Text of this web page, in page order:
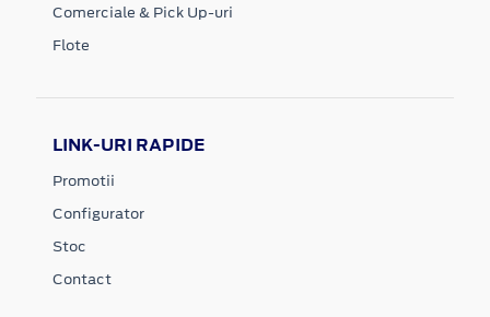
Comerciale & Pick Up-uri
Flote
LINK-URI RAPIDE
Promotii
Configurator
Stoc
Contact